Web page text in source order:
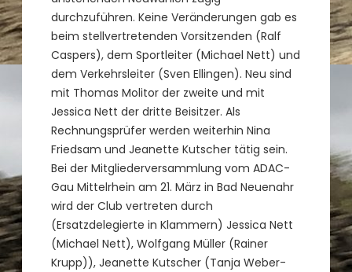
durchzuführen. Keine Veränderungen gab es
beim stellvertretenden Vorsitzenden (Ralf
Caspers), dem Sportleiter (Michael Nett) und
dem Verkehrsleiter (Sven Ellingen). Neu sind
mit Thomas Molitor der zweite und mit
Jessica Nett der dritte Beisitzer. Als
Rechnungsprüfer werden weiterhin Nina
Friedsam und Jeanette Kutscher tätig sein.
Bei der Mitgliederversammlung vom ADAC-
Gau Mittelrhein am 21. März in Bad Neuenahr
wird der Club vertreten durch
(Ersatzdelegierte in Klammern) Jessica Nett
(Michael Nett), Wolfgang Müller (Rainer
Krupp)), Jeanette Kutscher (Tanja Weber-